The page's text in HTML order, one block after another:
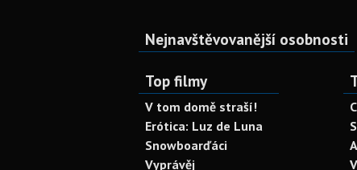
Nejnavštěvovanější osobnosti
Top filmy
V tom domě straší!
Erótica: Luz de Luna
Snowboarďáci
Vyprávěj